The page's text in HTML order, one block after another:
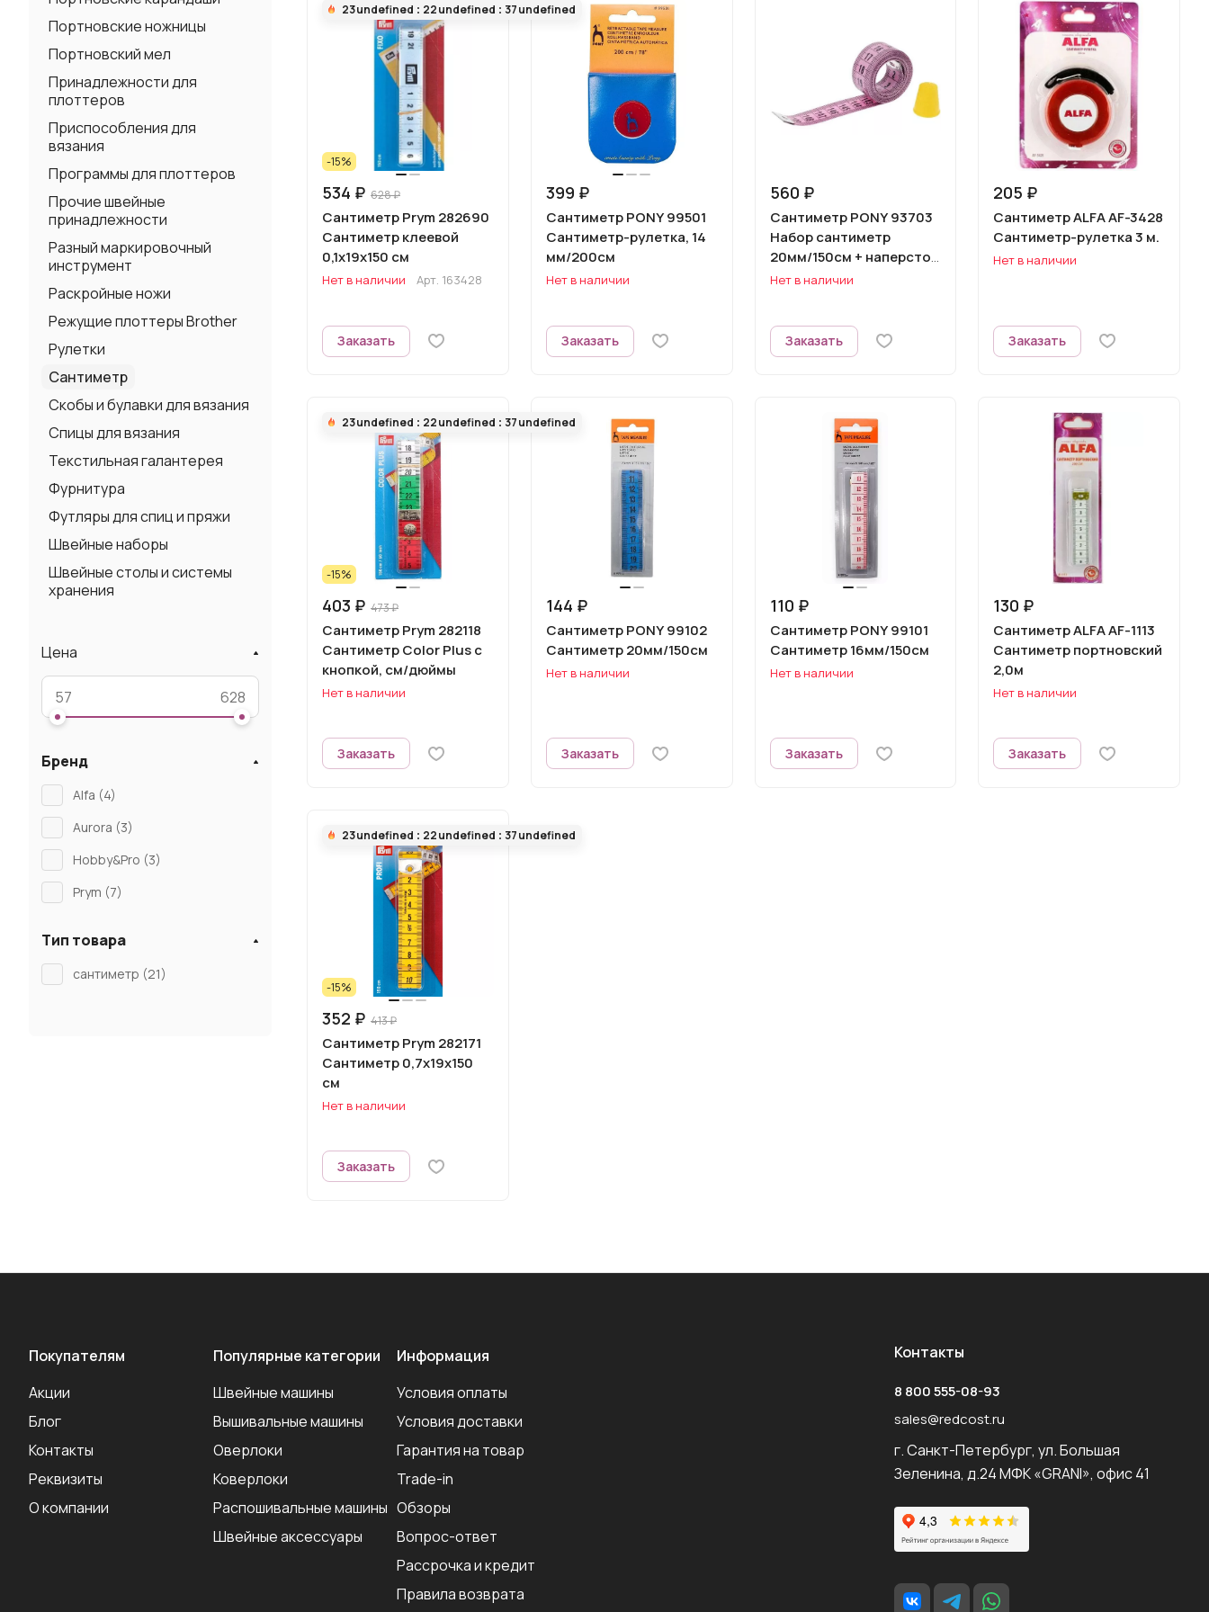
23undefined 22undefined 37undefined
-15%
534 ₽ 628 ₽
Сантиметр Prym 282690
Сантиметр клеевой
0,1х19х150 см
Нет в наличии Арт. 163428
Заказать
399 ₽
Сантиметр PONY 99501
Сантиметр-рулетка, 14
мм/200см
Нет в наличии
Заказать
560 ₽
Сантиметр PONY 93703
Набор сантиметр
20мм/150см + наперсток
16мм
Нет в наличии
Заказать
205 ₽
Сантиметр ALFA AF-3428
Сантиметр-рулетка 3 м.
Нет в наличии
Заказать
23undefined 22undefined 37undefined
-15%
403 ₽ 473 ₽
Сантиметр Prym 282118
Сантиметр Color Plus с
кнопкой, см/дюймы
Нет в наличии
Заказать
144 ₽
Сантиметр PONY 99102
Сантиметр 20мм/150см
Нет в наличии
Заказать
110 ₽
Сантиметр PONY 99101
Сантиметр 16мм/150см
Нет в наличии
Заказать
130 ₽
Сантиметр ALFA AF-1113
Сантиметр портновский
2,0м
Нет в наличии
Заказать
23undefined 22undefined 37undefined
-15%
352 ₽ 413 ₽
Сантиметр Prym 282171
Сантиметр 0,7х19х150
см
Нет в наличии
Заказать
Портновские ножницы
Портновский мел
Принадлежности для
плоттеров
Приспособления для
вязания
Программы для плоттеров
Прочие швейные
принадлежности
Разный маркировочный
инструмент
Раскройные ножи
Режущие плоттеры Brother
Рулетки
Сантиметр
Скобы и булавки для вязания
Спицы для вязания
Текстильная галантерея
Фурнитура
Футляры для спиц и пряжи
Швейные наборы
Швейные столы и системы
хранения
Цена
Бренд
Alfa (4)
Aurora (3)
Hobby&Pro (3)
Prym (7)
Тип товара
сантиметр (21)
Покупателям
Акции
Блог
Контакты
Реквизиты
О компании
Популярные категории
Швейные машины
Вышивальные машины
Оверлоки
Коверлоки
Распошивальные машины
Швейные аксеcсуары
Информация
Условия оплаты
Условия доставки
Гарантия на товар
Trade-in
Обзоры
Вопрос-ответ
Рассрочка и кредит
Правила возврата
Контакты
8 800 555-08-93
sales@redcost.ru
г. Санкт-Петербург, ул. Большая
Зеленина, д.24 МФК «GRANI», офис 41